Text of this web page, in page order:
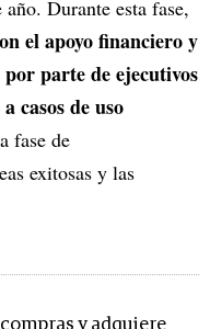
Durante esta fase,
el apoyo financiero y
parte de ejecutivos
casos de uso
fase de
exitosas y las